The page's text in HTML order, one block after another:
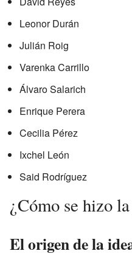
Leonor Durán
Julián Roig
Varenka Carrillo
Álvaro Salarich
Enrique Perera
Cecilia Pérez
Ixchel León
Said Rodríguez
¿Cómo se hizo
El origen de la